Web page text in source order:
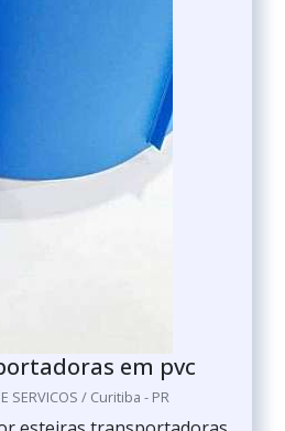
em pvc
SERVICOS / Curitiba - PR